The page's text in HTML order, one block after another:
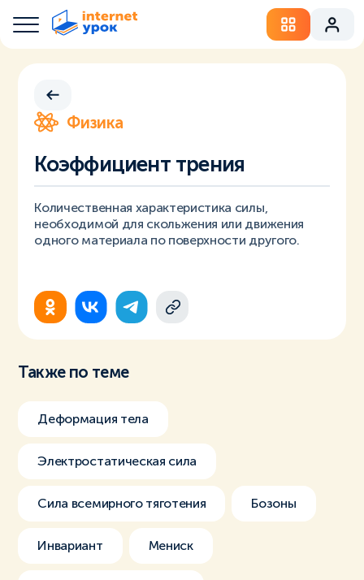
Физика
Коэффициент трения
Количественная характеристика силы,
необходимой для скольжения или движения
одного материала по поверхности другого.
Также по теме
Деформация тела
Электростатическая сила
Сила всемирного тяготения Бозоны
Инвариант Мениск